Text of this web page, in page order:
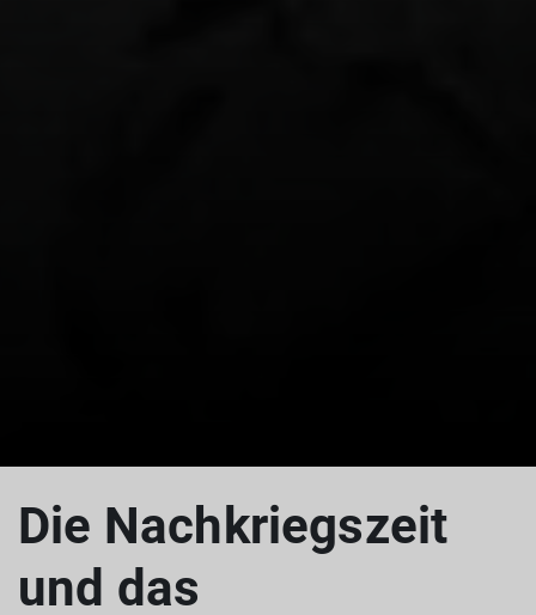
Die Nachkriegszeit
und das